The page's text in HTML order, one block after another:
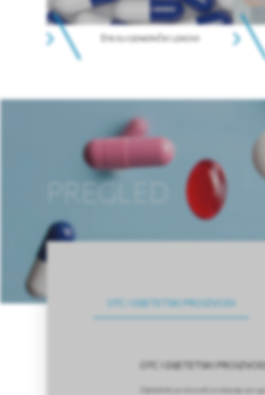
ŠTA SU GENERIČKI LEKOVI
PREGLED
OTC I DIJETETSKI PROIZVODI
OTC I DIJETETSKI
Dijetetski proizvodi svrstavaju se u